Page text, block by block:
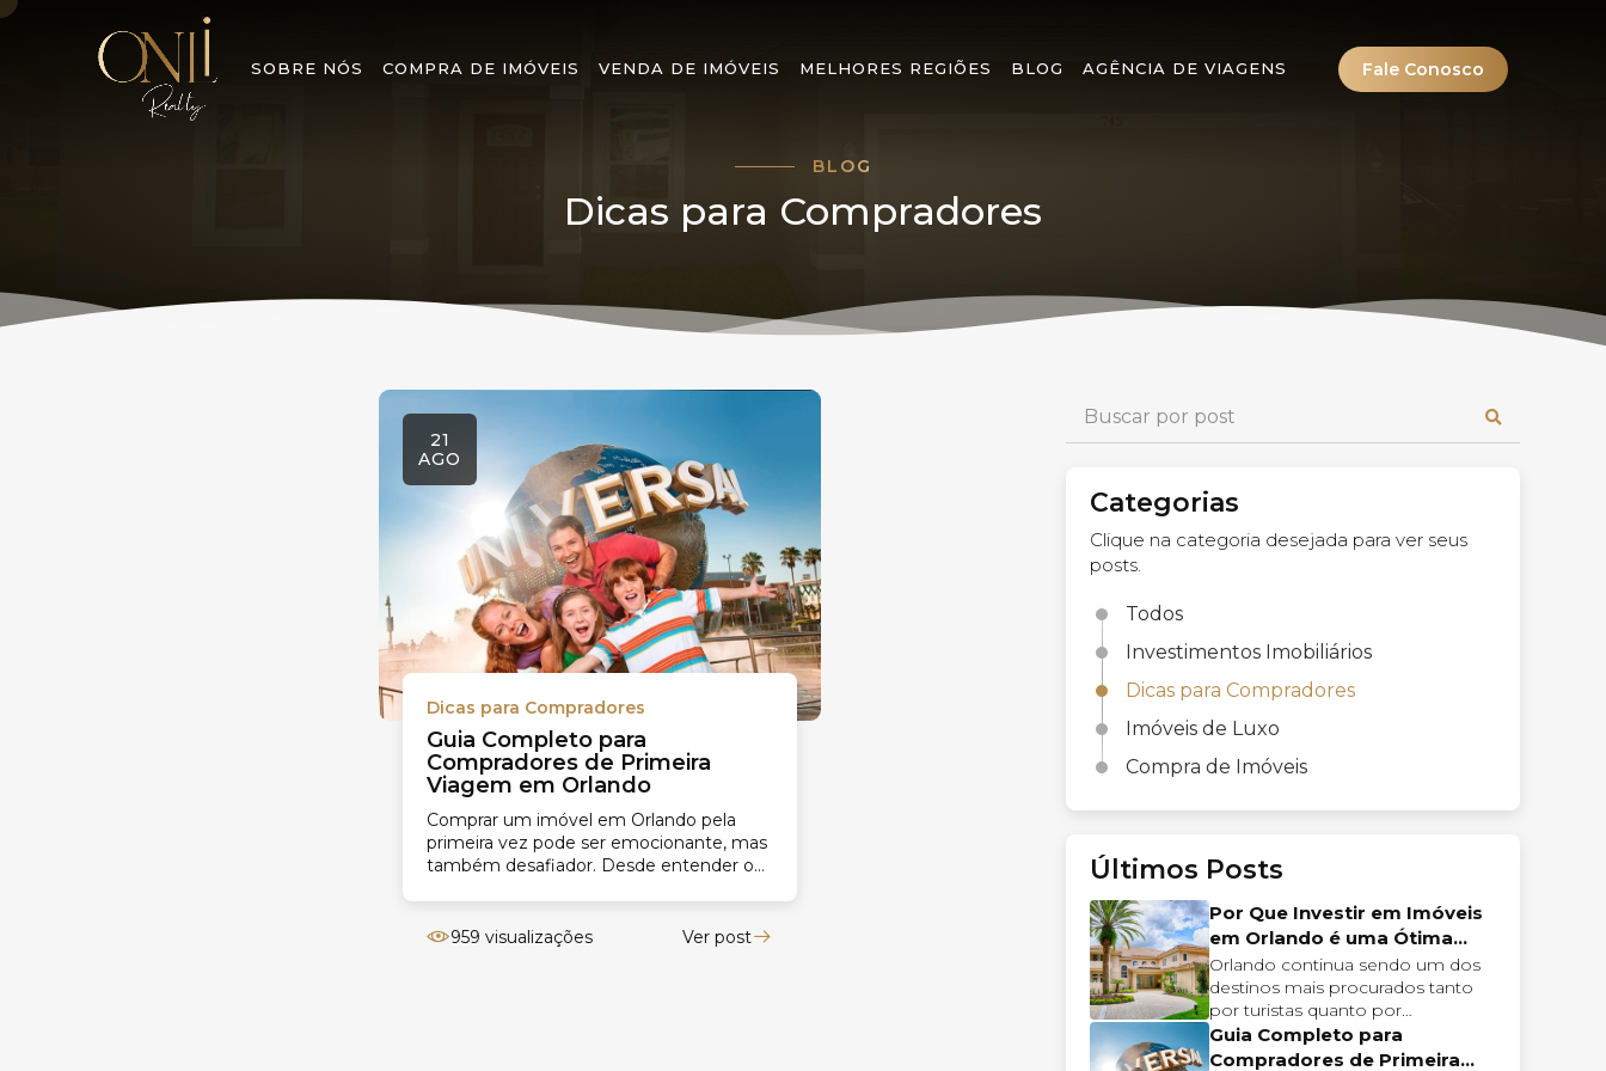
SOBRE NÓS COMPRA DE IMÓVEIS VENDA DE IMÓVEIS MELHORES REGIÕES BLOG AGÊNCIA DE VIAGENS Fale Conosco
BLOG
Dicas para Compradores
Categorias
Clique na categoria desejada para ver seus
posts.
Todos
Investimentos Imobiliários
Dicas para Compradores
Imóveis de Luxo
Compra de Imóveis
Últimos Posts
Por Que Investir em Imóveis
em Orlando é uma Ótima
Escolha para 2024?
Orlando continua sendo um dos
destinos mais procurados tanto
por turistas quanto por
investidores imobiliários. Com um
mercado robusto e...
Guia Completo para
Compradores de Primeira
21
AGO
Dicas para Compradores
Guia Completo para
Compradores de Primeira
Viagem em Orlando
Comprar um imóvel em Orlando pela
primeira vez pode ser emocionante, mas
também desafiador. Desde entender o
959 visualizações
Ver post